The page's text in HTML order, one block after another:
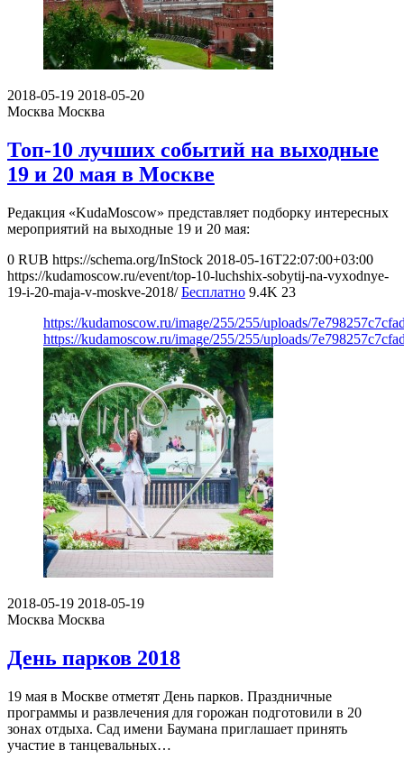
2018-05-19 2018-05-20
Москва Москва
Топ-10 лучших событий на выходные
19 и 20 мая в Москве
Редакция «KudaMoscow» представляет подборку интересных
мероприятий на выходные 19 и 20 мая:
0 RUB https://schema.org/InStock 2018-05-16T22:07:00+03:00
https://kudamoscow.ru/event/top-10-luchshix-sobytij-na-vyxodnye-
19-i-20-maja-v-moskve-2018/ Бесплатно 9.4K 23
https://kudamoscow.ru/image/255/255/uploads/
https://kudamoscow.ru/image/255/255/uploads/
2018-05-19 2018-05-19
Москва Москва
День парков 2018
19 мая в Москве отметят День парков. Праздничные
программы и развлечения для горожан подготовили в 20
зонах отдыха. Сад имени Баумана приглашает принять
участие в танцевальных…